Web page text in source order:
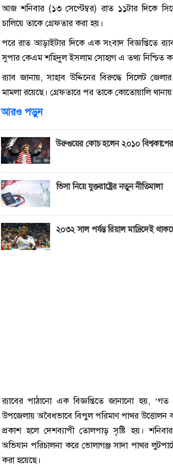
আজ শনিবার (১৩ সেপ্টেম্বর) রাত ১১টার দিকে
চালিয়ে তাকে গ্রেফতার করা হয়।
পরে রাত আড়াইটার দিকে এক সংবাদ বিজ্ঞপ্তিতে
সুপার কেএম শহিদুল ইসলাম সোহাগ এ তথ্য নিশ্চিত
র‌্যাব জানায়, সাহাব উদ্দিনের বিরুদ্ধে সিলেট
মামলা রয়েছে। গ্রেফতারে পর তাকে কোতোয়ালি থানায়
আরও পড়ুন
উরুগুয়ের কোচ হলেন ২০১০
ভিসা নিয়ে যুক্তরাষ্ট্রের নতুন নীতিমালা
২০৩২ সাল পর্যন্ত রিয়াল মাদ্রিদেই
র‌্যাবের পাঠানো এক বিজ্ঞপ্তিতে জানানো হয়,
উপজেলায় অবৈধভাবে বিপুল পরিমাণ পাথর উত্তোলন
প্রকাশ হলে দেশব্যাপী তোলপাড় সৃষ্টি হয়।
অভিযান পরিচালনা করে ভোলাগঞ্জ সাদা পাথর
করা হয়েছে।